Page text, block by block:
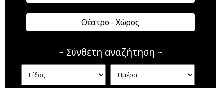
Θέατρο - Χώρος
~ Σύνθετη αναζήτηση ~